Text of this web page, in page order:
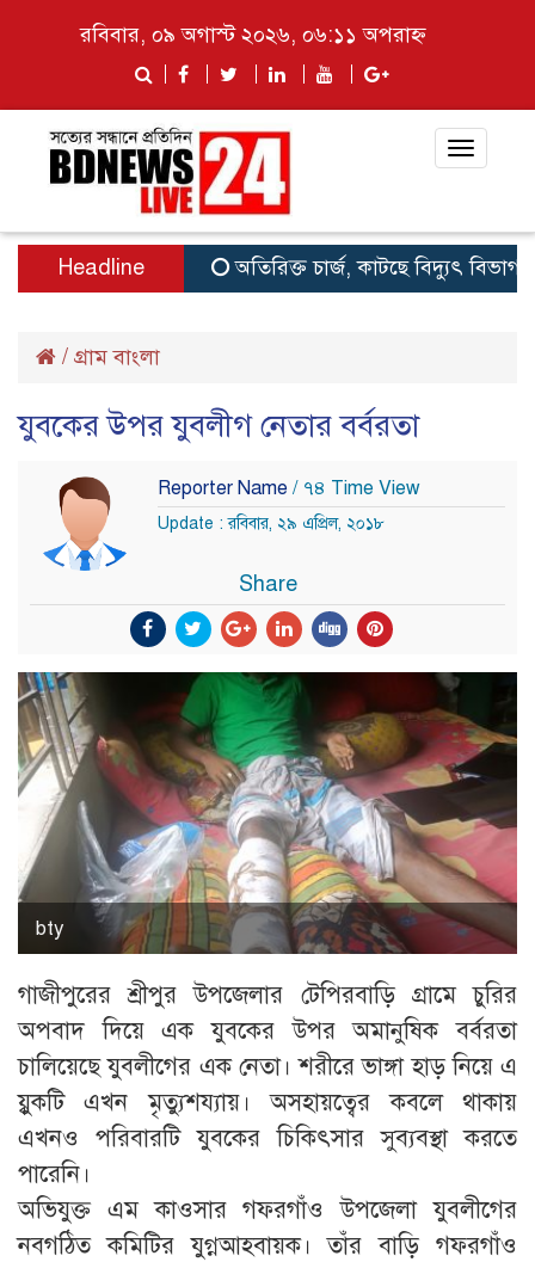
রবিবার, ০৯ অগাস্ট ২০২৬, ০৬:১১ অপরাহ্ন
Toggle
Headline অতিরিক্ত চার্জ, কাটছে বিদ্যুৎ বিভাগ
/ গ্রাম বাংলা
যুবকের উপর যুবলীগ নেতার বর্বরতা
Reporter Name / ৭৪ Time View
Update : রবিবার, ২৯ এপ্রিল, ২০১৮
Share
bty
গাজীপুরের শ্রীপুর উপজেলার টেপিরবাড়ি গ্রামে চুরির
অপবাদ দিয়ে এক যুবকের উপর অমানুষিক বর্বরতা
চালিয়েছে যুবলীগের এক নেতা। শরীরে ভাঙ্গা হাড় নিয়ে এ
য্বুকটি এখন মৃত্যুশয্যায়। অসহায়ত্বের কবলে থাকায়
এখনও পরিবারটি যুবকের চিকিৎসার সুব্যবস্থা করতে
পারেনি।
অভিযুক্ত এম কাওসার গফরগাঁও উপজেলা যুবলীগের
নবগঠিত কমিটির যুগ্নআহবায়ক। তাঁর বাড়ি গফরগাঁও